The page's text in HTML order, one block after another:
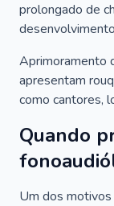
prolongado de
Aprimoramento
apresentam
como cantores,
Quando
Um dos motivos